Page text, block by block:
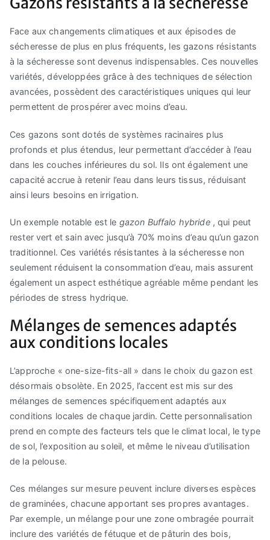
Face aux changements climatiques et aux épisodes de
sécheresse de plus en plus fréquents, les gazons résistants
à la sécheresse sont devenus indispensables. Ces nouvelles
variétés, développées grâce à des techniques de sélection
avancées, possèdent des caractéristiques uniques qui leur
permettent de prospérer avec moins d’eau.
Ces gazons sont dotés de systèmes racinaires plus
profonds et plus étendus, leur permettant d’accéder à l’eau
dans les couches inférieures du sol. Ils ont également une
capacité accrue à retenir l’eau dans leurs tissus, réduisant
ainsi leurs besoins en irrigation.
Un exemple notable est le gazon Buffalo hybride , qui peut
rester vert et sain avec jusqu’à 70% moins d’eau qu’un gazon
traditionnel. Ces variétés résistantes à la sécheresse non
seulement réduisent la consommation d’eau, mais assurent
également un aspect esthétique agréable même pendant les
périodes de stress hydrique.
Mélanges de semences adaptés
aux conditions locales
L’approche « one-size-fits-all » dans le choix du gazon est
désormais obsolète. En 2025, l’accent est mis sur des
mélanges de semences spécifiquement adaptés aux
conditions locales de chaque jardin. Cette personnalisation
prend en compte des facteurs tels que le climat local, le type
de sol, l’exposition au soleil, et même le niveau d’utilisation
de la pelouse.
Ces mélanges sur mesure peuvent inclure diverses espèces
de graminées, chacune apportant ses propres avantages.
Par exemple, un mélange pour une zone ombragée pourrait
inclure des variétés de fétuque et de pâturin des bois,